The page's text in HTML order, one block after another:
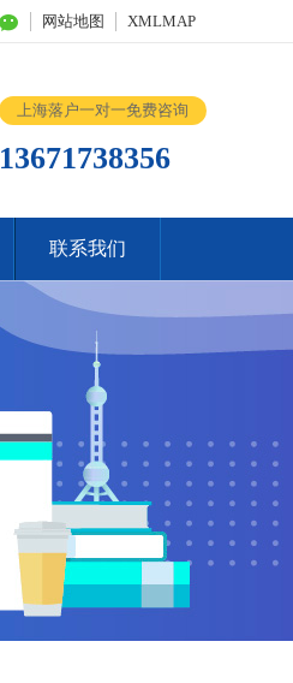
网站地图 XMLMAP
上海落户一对一免费咨询
13671738356
联系我们